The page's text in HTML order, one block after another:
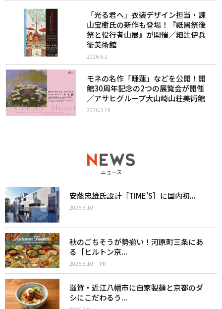
「光る君へ」衣装デザイン担当・諫
山宝樹氏の新作も登場！『祇園祭後
祭と役行者山展』が開催／細辻伊兵
衛美術館
2026.6.2
モネの名作「睡蓮」などを公開！開
館30周年記念の2つの展覧会が開催
／アサヒグループ大山崎山荘美術館
2026.3.19
ニュース
安藤忠雄氏設計［TIME’S］に国内初...
2026.8.10
秋のごちそうが勢揃い！河原町三条にあ
る［ヒルトン京...
2026.8.10 PR
滋賀・近江八幡市に自家製麺と京都のダ
シにこだわるう...